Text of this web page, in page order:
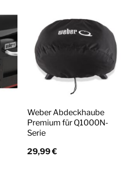
Weber Abdeckhaube
Premium für Q1000N-
Serie
29,99€